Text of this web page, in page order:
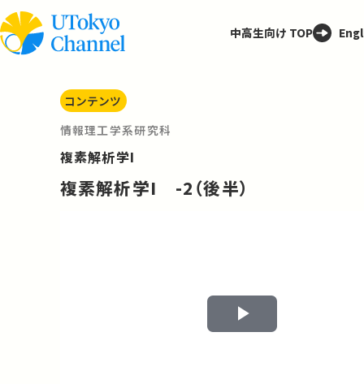
中高生向け TOP
コンテンツ
情報理工学系研究科
複素解析学I
複素解析学I -2（後半）
Play